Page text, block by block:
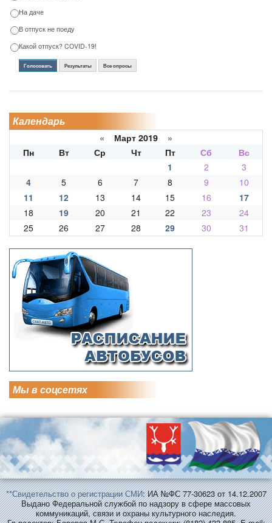
На даче
В отпуск не поеду
Какой отпуск? COVID-19!
Голосовать Результаты Все опросы
Календарь
« Март 2019 »
Пн
Вт Ср Чт Пт Сб
Вс
1
2
3
4
5 6 7 8 9
10
11
12 13 14 15 16
17
18
19 20 21 22 23
24
25
26 27 28 29 30 31
Мы в соцсетях
**Свидетельство о регистрации СМИ: ИА №ФС 77-30623 от 14.12.2007
Выдано Федеральной службой по надзору в сфере массовых
коммуникаций, связи и охраны культурного наследия.